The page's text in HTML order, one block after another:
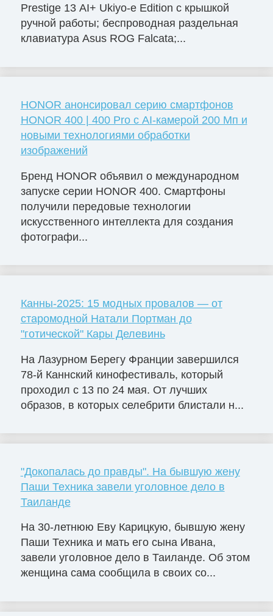
Prestige 13 AI+ Ukiyo-e Edition с крышкой
ручной работы; беспроводная раздельная
клавиатура Asus ROG Falcata;...
HONOR анонсировал серию смартфонов
HONOR 400 | 400 Pro с AI-камерой 200 Мп и
новыми технологиями обработки
изображений
Бренд HONOR объявил о международном
запуске серии HONOR 400. Смартфоны
получили передовые технологии
искусственного интеллекта для создания
фотографи...
Канны-2025: 15 модных провалов — от
старомодной Натали Портман до
"готической" Кары Делевинь
На Лазурном Берегу Франции завершился
78-й Каннский кинофестиваль, который
проходил с 13 по 24 мая. От лучших
образов, в которых селебрити блистали н...
"Докопалась до правды". На бывшую жену
Паши Техника завели уголовное дело в
Таиланде
На 30-летнюю Еву Карицкую, бывшую жену
Паши Техника и мать его сына Ивана,
завели уголовное дело в Таиланде. Об этом
женщина сама сообщила в своих со...